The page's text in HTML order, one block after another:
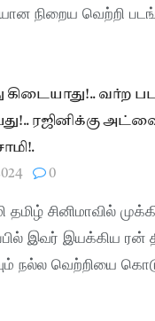
நிறைய வெற்றி
கிடையாது!.. வர்ற
ரஜினிக்கு
0
தமிழ் சினிமாவில்
இவர் இயக்கிய ரன்
நல்ல வெற்றியை